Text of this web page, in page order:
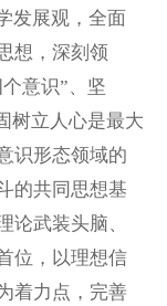
发展观，全面
想，深刻领
意识”、坚
树立人心是最大
识形态领域的
的共同思想基
论武装头脑、
位，以理想信
着力点，完善